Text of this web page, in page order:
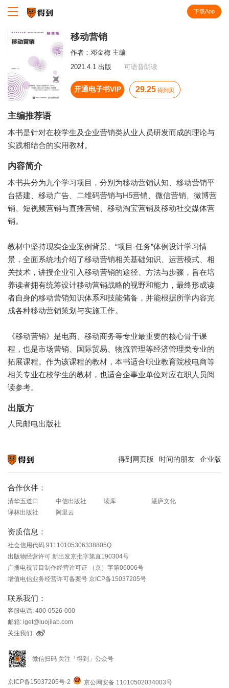
下载App
移动营销
作者： 邓金梅 主编
2021.4.1 出版
可语音朗读
开通电子书VIP 29.25 得到贝
主编推荐语
本书是针对在校学生及企业营销类从业人员研发而成的理论与
实践相结合的实用教材。
内容简介
本书共分为九个学习项目，分别为移动营销认知、移动营销平
台搭建、移动广告、二维码营销与H5营销、微信营销、微博营
销、短视频营销与直播营销、移动淘宝营销及移动社交媒体营
销。
教材中坚持现实企业案例背景、“项目-任务”体例设计学习情
景，全面系统地介绍了移动营销相关基础知识、运营模式、相
关技术，讲授企业引入移动营销的途径、方法与步骤，旨在培
养读者拥有统筹设计移动营销战略的视野和能力，最终形成读
者自身的移动营销知识体系和技能储备，并能根据所学内容完
成各种移动营销策划与实施工作。
《移动营销》是电商、移动商务等专业最重要的核心骨干课
程，也是市场营销、国际贸易、物流管理等经济管理类专业的
拓展课程。作为该课程的教材，本书适合职业教育院校电商等
相关专业在校学生的教材，也适合企事业单位对应在职人员阅
读参考。
出版方
人民邮电出版社
得到网页版 时间的朋友 企业版
合作伙伴：
清华五道口 中信出版社 读库
湛庐文化
译林出版社
阿里云
资质信息：
社会信用代码 91110105306338805Q
出版物经营许可 新出发京批字第直190304号
广播电视节目制作经营许可证 （京）字第06006号
增值电信业务经营许可备案号 京ICP备15037205号
联系我们：
客服电话: 400-0526-000
邮箱: iget@luojilab.com
关注我们:
微信扫码 关注「得到」公众号
京ICP备15037205号-2 京公网安备 11010502034003号